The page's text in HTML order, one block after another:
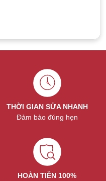
THỜI GIAN SỬA NHANH
Đảm bảo đúng hẹn
HOÀN TIỀN 100%